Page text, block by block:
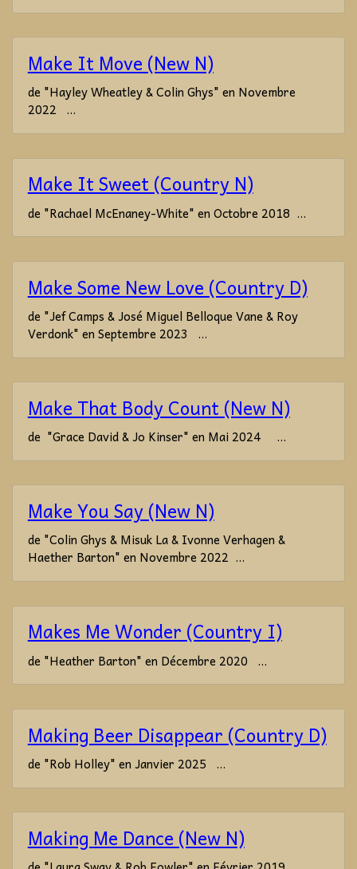
Make It Move (New N)
de "Hayley Wheatley & Colin Ghys" en Novembre
2022 ...
Make It Sweet (Country N)
de "Rachael McEnaney-White" en Octobre 2018 ...
Make Some New Love (Country D)
de "Jef Camps & José Miguel Belloque Vane & Roy
Verdonk" en Septembre 2023 ...
Make That Body Count (New N)
de "Grace David & Jo Kinser" en Mai 2024 ...
Make You Say (New N)
de "Colin Ghys & Misuk La & Ivonne Verhagen &
Haether Barton" en Novembre 2022 ...
Makes Me Wonder (Country I)
de "Heather Barton" en Décembre 2020 ...
Making Beer Disappear (Country D)
de "Rob Holley" en Janvier 2025 ...
Making Me Dance (New N)